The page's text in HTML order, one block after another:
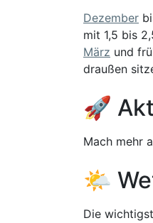
Dezember
mit 1,5 bis
März und
draußen
🚀
Mach mehr
🌤️
Die